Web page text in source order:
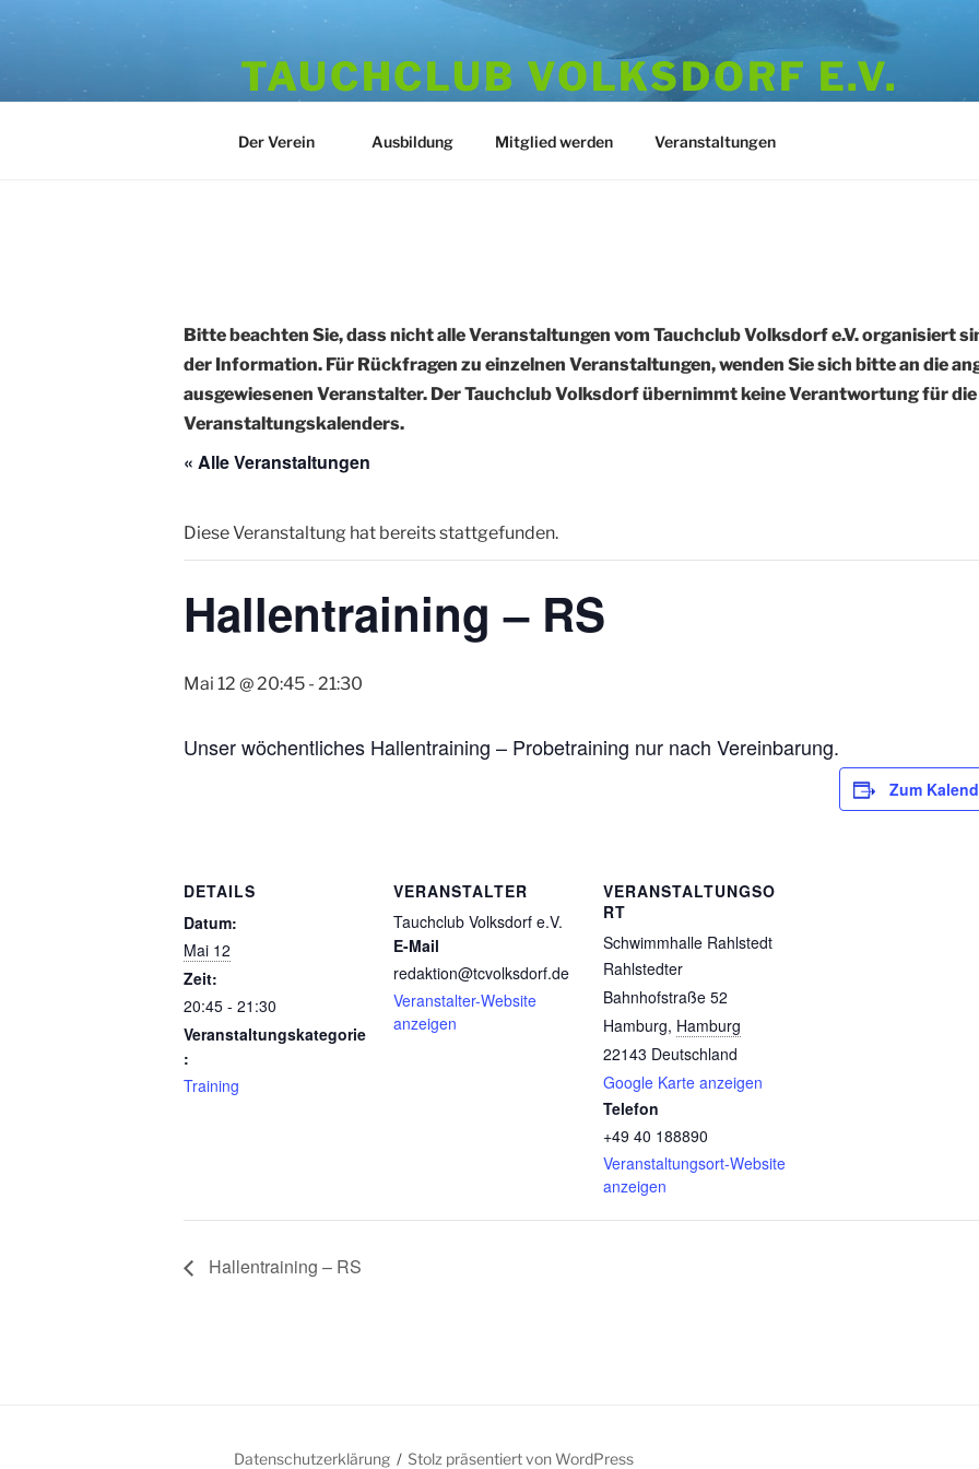
TAUCHCLUB VOLKSDORF E.V.
Der Verein Ausbildung Mitglied werden Veranstaltungen
Bitte beachten Sie, dass nicht alle Veranstaltungen vom Tauchclub Volksdorf e.V. organisiert
der Information. Für Rückfragen zu einzelnen Veranstaltungen, wenden Sie sich bitte an die
ausgewiesenen Veranstalter. Der Tauchclub Volksdorf übernimmt keine Verantwortung für
Veranstaltungskalenders.
« Alle Veranstaltungen
Diese Veranstaltung hat bereits stattgefunden.
Hallentraining – RS
Mai 12 @ 20:45 - 21:30
Unser wöchentliches Hallentraining – Probetraining nur nach Vereinbarung.
Zum
DETAILS
Datum:
Mai 12
Zeit:
20:45 - 21:30
Veranstaltungskategorie
:
Training
VERANSTALTER
Tauchclub Volksdorf e.V.
E-Mail
redaktion@tcvolksdorf.de
Veranstalter-Website
anzeigen
VERANSTALTUNGSO
RT
Schwimmhalle Rahlstedt
Rahlstedter
Bahnhofstraße 52
Hamburg, Hamburg
22143 Deutschland
Google Karte anzeigen
Telefon
+49 40 188890
Veranstaltungsort-Website
anzeigen
Hallentraining – RS
Datenschutzerklärung Stolz präsentiert von WordPress